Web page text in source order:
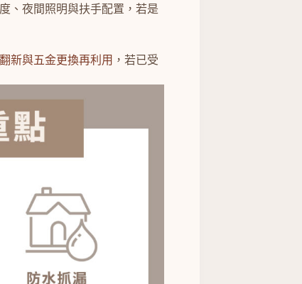
、夜間照明與扶手配置，若是
新與五金更換再利用 ，若已受